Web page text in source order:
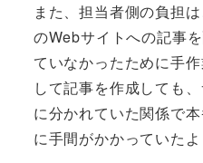
また、担当者側の負担
のWebサイトへの記事
ていなかったために手
して記事を作成しても
に分かれていた関係で
に手間がかかっていたよ